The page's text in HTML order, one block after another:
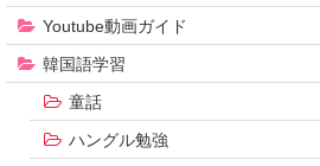
Youtube動画ガイド
韓国語学習
童話
ハングル勉強